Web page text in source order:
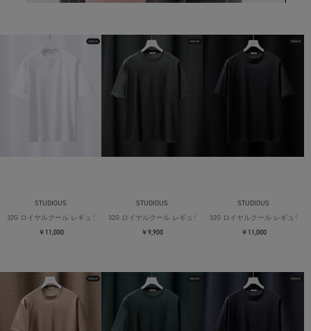
STUDIOUS
32G ロイヤルクール レギュラーTシャツ
￥11,000
STUDIOUS
32G ロイヤルクール レギュラーTシャツ
￥9,900
STUDIOUS
32G ロイヤルクール レギュラー
￥11,000